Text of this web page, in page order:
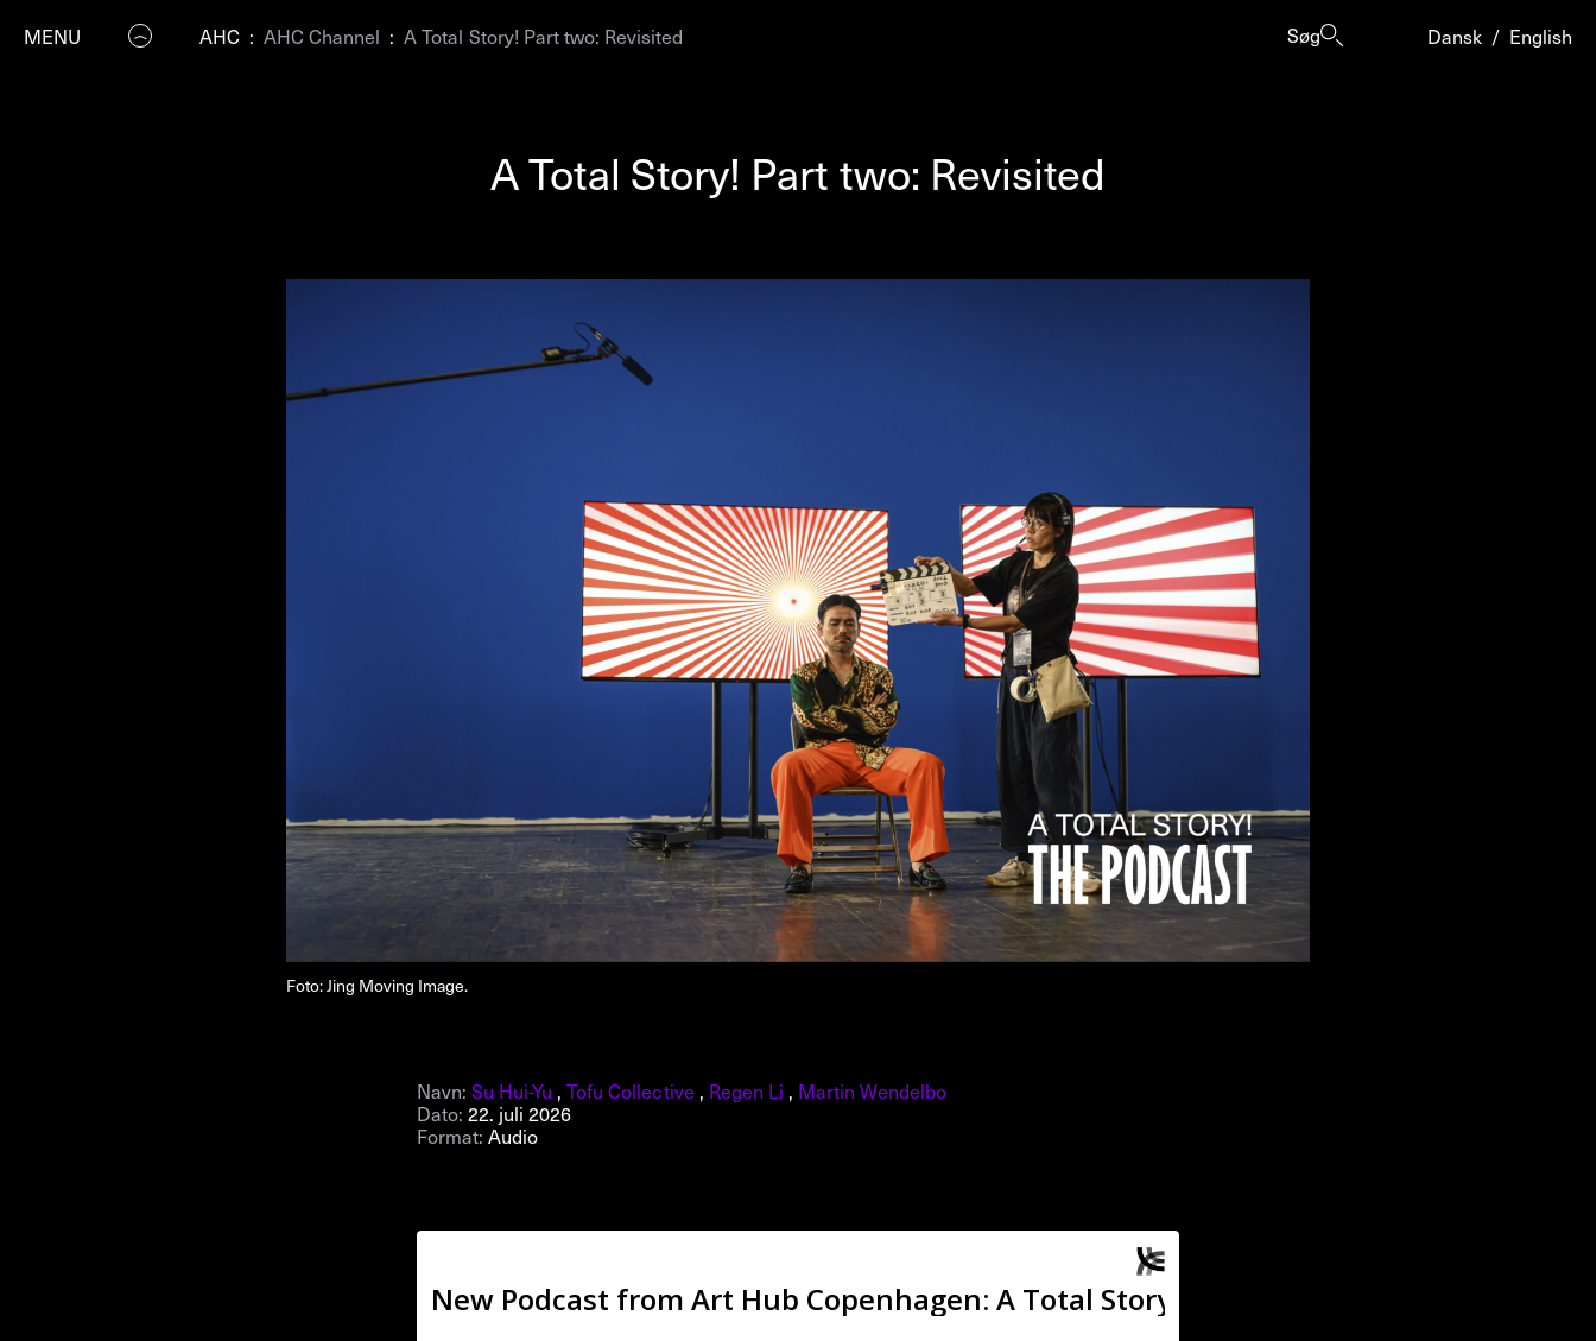
MENU AHC : AHC Channel : A Total Story! Part two: Revisited
Besøg
Kalender
Programmer
Residencies & StudiosArtistic Research Public Programmes
Om
Om AHCProfilerPresse
AHC Channel
INFO@ARTHUBCOPENHAGEN.DK INSTAGRAM FACEBOOK
Søg Dansk / English
A Total Story! Part two: Revisited
Foto: Jing Moving Image.
Navn:Su Hui-Yu ,Tofu Collective , Regen Li , Martin Wendelbo
Dato:22. juli 2026
Format:Audio